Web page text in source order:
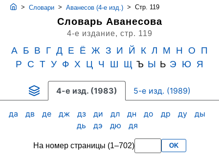
> Словари > Аванесов (4-е изд.) > Стр. 119
Словарь Аванесова
4-е издание, стр. 119
А Б В Г Д Е Ё Ж З И Й К Л М Н О
П
Р
С Т У Ф Х Ц Ч Ш Щ Ъ Ы Ь Э Ю Я
4-е изд. (1983) 5-е изд. (1989)
да дв де дж дз ди дл дн до др ду
ды
дь
дэ дю дя
На номер страницы (1–702) OK